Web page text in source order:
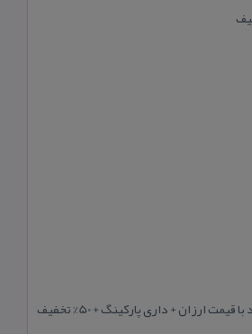
ارزان + داری پارکینگ + 50% تخفیف